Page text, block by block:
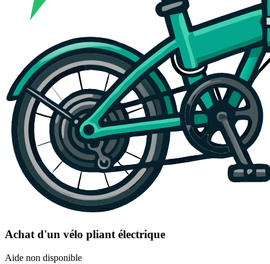
Achat d'un vélo pliant électrique
Aide non disponible